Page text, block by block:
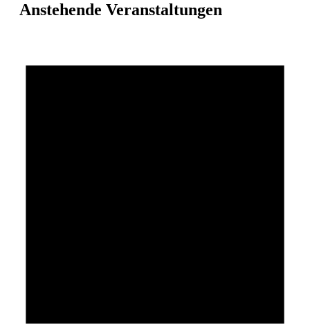
Anstehende Veranstaltungen